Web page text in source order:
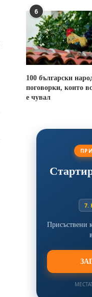
6
100 български
поговорки, които
е чувал
7.
Присъствени